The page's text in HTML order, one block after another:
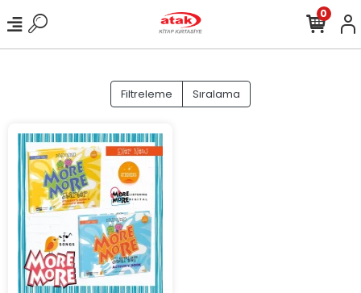
0
Filtreleme Sıralama